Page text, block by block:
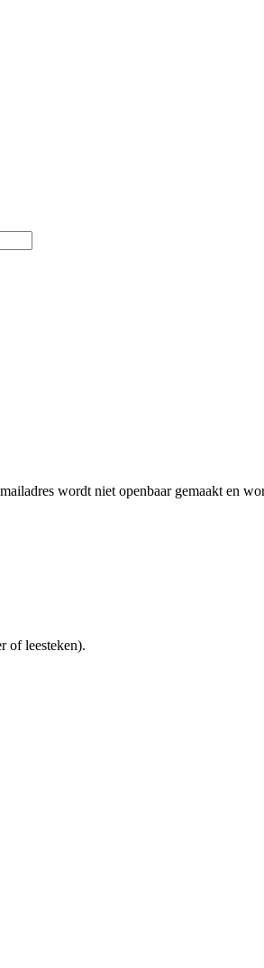
wordt niet openbaar gemaakt en
of leesteken).